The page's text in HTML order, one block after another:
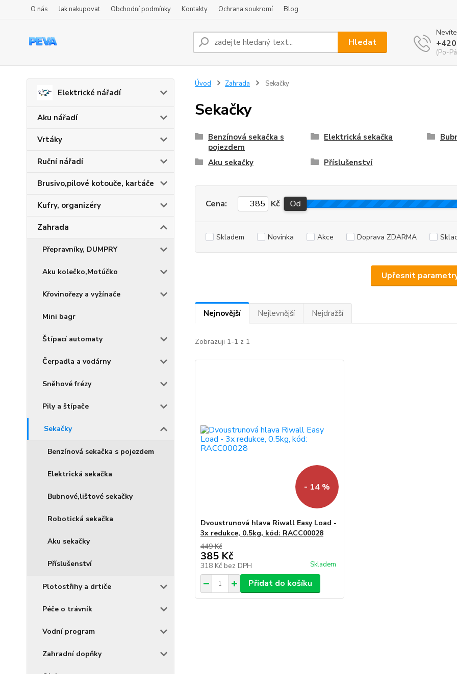
O nás Jak nakupovat Obchodní podmínky Kontakty Ochrana soukromí Blog
Hledat
(Po-
Elektrické nářadí
Aku nářadí
Vrtáky
Ruční nářadí
Brusivo,pilové kotouče, kartáče
Kufry, organizéry
Zahrada
Přepravníky, DUMPRY
Aku kolečko,Motúčko
Křovinořezy a vyžínače
Mini bagr
Štípací automaty
Čerpadla a vodárny
Sněhové frézy
Pily a štípače
Sekačky
Benzínová sekačka s pojezdem
Elektrická sekačka
Bubnové,lištové sekačky
Robotická sekačka
Aku sekačky
Příslušenství
Plotostřihy a drtiče
Péče o trávník
Vodní program
Zahradní dopňky
Úvod Zahrada Sekačky
Sekačky
Benzínová sekačka s
pojezdem
Elektrická sekačka
Aku sekačky Příslušenství
Upřesnit
Cena: Kč Od
Skladem Novinka Akce Doprava ZDARMA
Nejnovější Nejlevnější Nejdražší
Zobrazuji 1-1 z 1
- 14 %
Dvoustrunová hlava Riwall Easy Load -
3x redukce, 0.5kg, kód: RACC00028
449 Kč
385 Kč
318 Kč bez DPH Skladem
Přidat do košíku